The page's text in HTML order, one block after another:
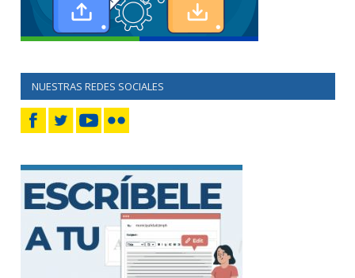
NUESTRAS REDES SOCIALES